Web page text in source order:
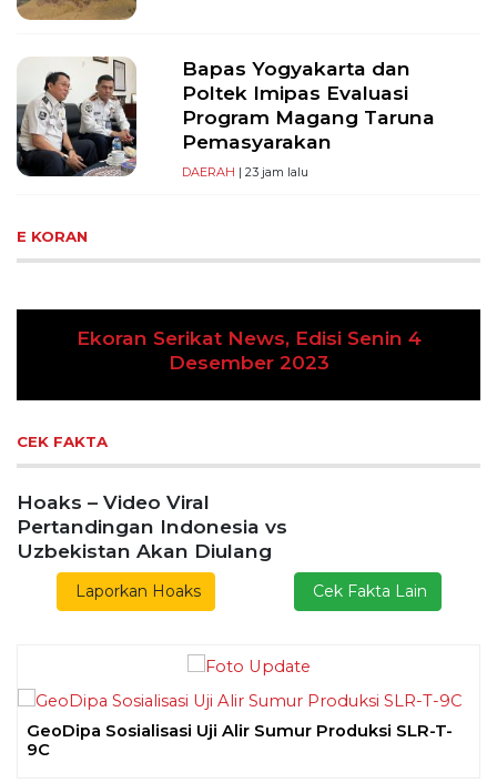
Bapas Yogyakarta dan
Poltek Imipas Evaluasi
Program Magang Taruna
Pemasyarakan
DAERAH | 23 jam lalu
E KORAN
Serikat News, Edisi Senin 4
Desember 2023